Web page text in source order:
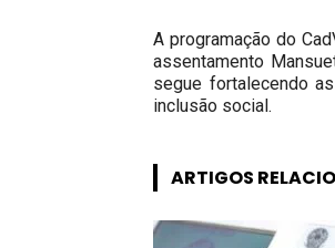
A programação do
assentamento
segue fortalecendo
inclusão social.
ARTIGOS